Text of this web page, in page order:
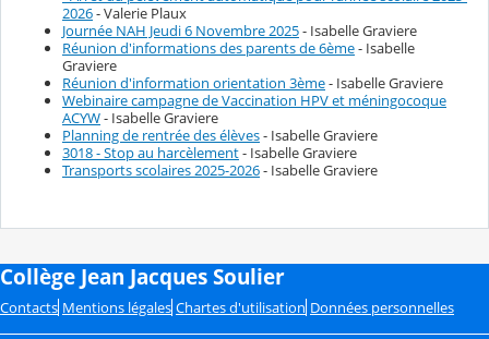
2026- Valerie Plaux
Journée NAH Jeudi 6 Novembre 2025- Isabelle Graviere
Réunion d'informations des parents de 6ème- Isabelle
Graviere
Réunion d'information orientation 3ème- Isabelle Graviere
Webinaire campagne de Vaccination HPV et méningocoque
ACYW- Isabelle Graviere
Planning de rentrée des élèves- Isabelle Graviere
3018 - Stop au harcèlement- Isabelle Graviere
Transports scolaires 2025-2026- Isabelle Graviere
Collège Jean Jacques Soulier
Contacts Mentions légales Chartes d'utilisation Données personnelles